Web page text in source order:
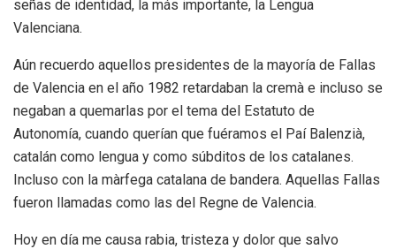
señas de identidad, la más importante, la Lengua
Valenciana.
Aún recuerdo aquellos presidentes de la mayoría de Fallas
de Valencia en el año 1982 retardaban la cremà e incluso se
negaban a quemarlas por el tema del Estatuto de
Autonomía, cuando querían que fuéramos el Paí Balenzià,
catalán como lengua y como súbditos de los catalanes.
Incluso con la màrfega catalana de bandera. Aquellas Fallas
fueron llamadas como las del Regne de Valencia.
Hoy en día me causa rabia, tristeza y dolor que salvo